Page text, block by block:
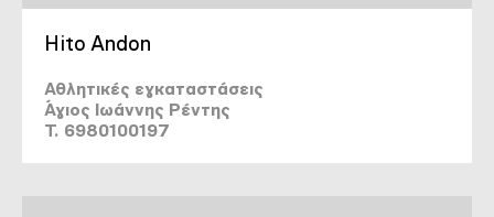
Hito Andon
Αθλητικές εγκαταστάσεις
Άγιος Ιωάννης Ρέντης
T. 6980100197